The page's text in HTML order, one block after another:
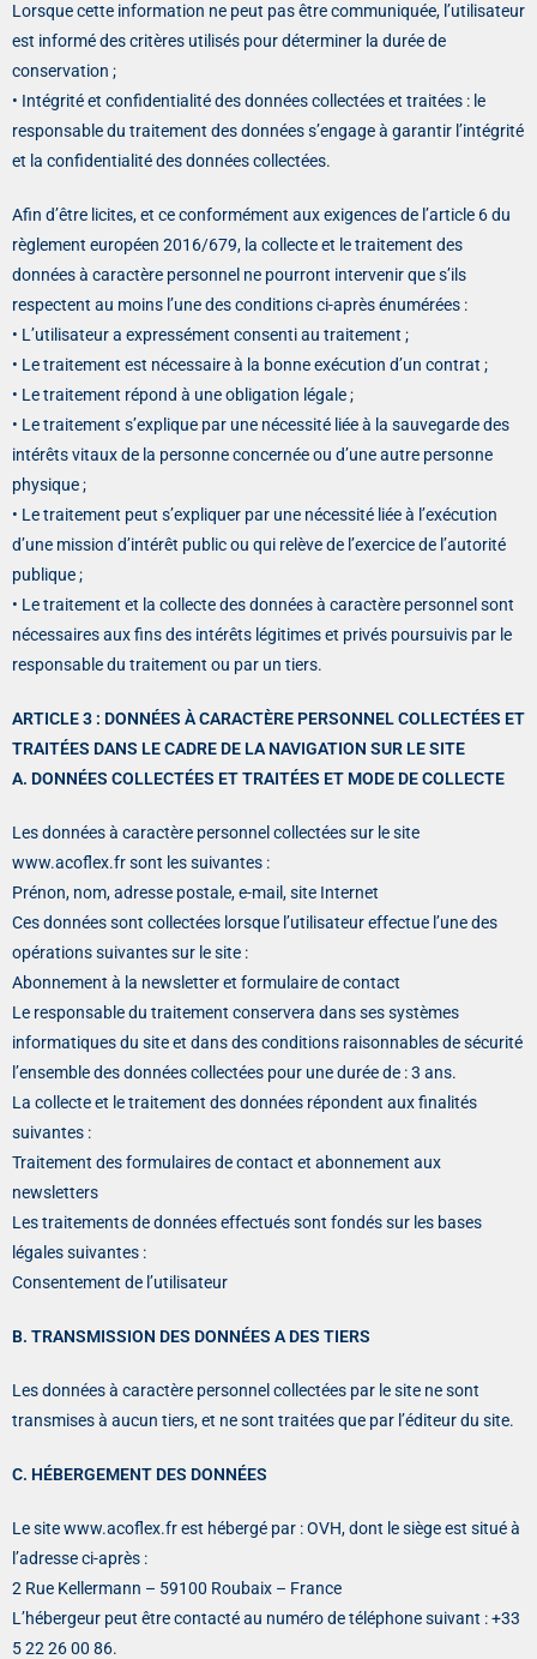
Lorsque cette information ne peut pas être communiquée, l’utilisateur
est informé des critères utilisés pour déterminer la durée de
conservation ;
• Intégrité et confidentialité des données collectées et traitées : le
responsable du traitement des données s’engage à garantir l’intégrité
et la confidentialité des données collectées.
Afin d’être licites, et ce conformément aux exigences de l’article 6 du
règlement européen 2016/679, la collecte et le traitement des
données à caractère personnel ne pourront intervenir que s’ils
respectent au moins l’une des conditions ci-après énumérées :
• L’utilisateur a expressément consenti au traitement ;
• Le traitement est nécessaire à la bonne exécution d’un contrat ;
• Le traitement répond à une obligation légale ;
• Le traitement s’explique par une nécessité liée à la sauvegarde des
intérêts vitaux de la personne concernée ou d’une autre personne
physique ;
• Le traitement peut s’expliquer par une nécessité liée à l’exécution
d’une mission d’intérêt public ou qui relève de l’exercice de l’autorité
publique ;
• Le traitement et la collecte des données à caractère personnel sont
nécessaires aux fins des intérêts légitimes et privés poursuivis par le
responsable du traitement ou par un tiers.
ARTICLE 3 : DONNÉES À CARACTÈRE PERSONNEL COLLECTÉES ET
TRAITÉES DANS LE CADRE DE LA NAVIGATION SUR LE SITE
A. DONNÉES COLLECTÉES ET TRAITÉES ET MODE DE COLLECTE
Les données à caractère personnel collectées sur le site
www.acoflex.fr sont les suivantes :
Prénon, nom, adresse postale, e-mail, site Internet
Ces données sont collectées lorsque l’utilisateur effectue l’une des
opérations suivantes sur le site :
Abonnement à la newsletter et formulaire de contact
Le responsable du traitement conservera dans ses systèmes
informatiques du site et dans des conditions raisonnables de sécurité
l’ensemble des données collectées pour une durée de : 3 ans.
La collecte et le traitement des données répondent aux finalités
suivantes :
Traitement des formulaires de contact et abonnement aux
newsletters
Les traitements de données effectués sont fondés sur les bases
légales suivantes :
Consentement de l’utilisateur
B. TRANSMISSION DES DONNÉES A DES TIERS
Les données à caractère personnel collectées par le site ne sont
transmises à aucun tiers, et ne sont traitées que par l’éditeur du site.
C. HÉBERGEMENT DES DONNÉES
Le site www.acoflex.fr est hébergé par : OVH, dont le siège est situé à
l’adresse ci-après :
2 Rue Kellermann – 59100 Roubaix – France
L’hébergeur peut être contacté au numéro de téléphone suivant : +33
5 22 26 00 86.